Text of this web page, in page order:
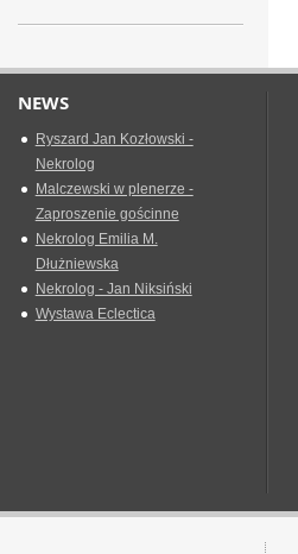
NEWS
Ryszard Jan Kozłowski -
Nekrolog
Malczewski w plenerze -
Zaproszenie gościnne
Nekrolog Emilia M.
Dłużniewska
Nekrolog - Jan Niksiński
Wystawa Eclectica